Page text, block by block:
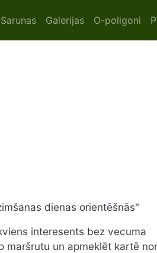
Sarunas Galerijas O-poligoni
dienas orientēšnās"
interesents bez vecuma
maršrutu un apmeklēt kartē